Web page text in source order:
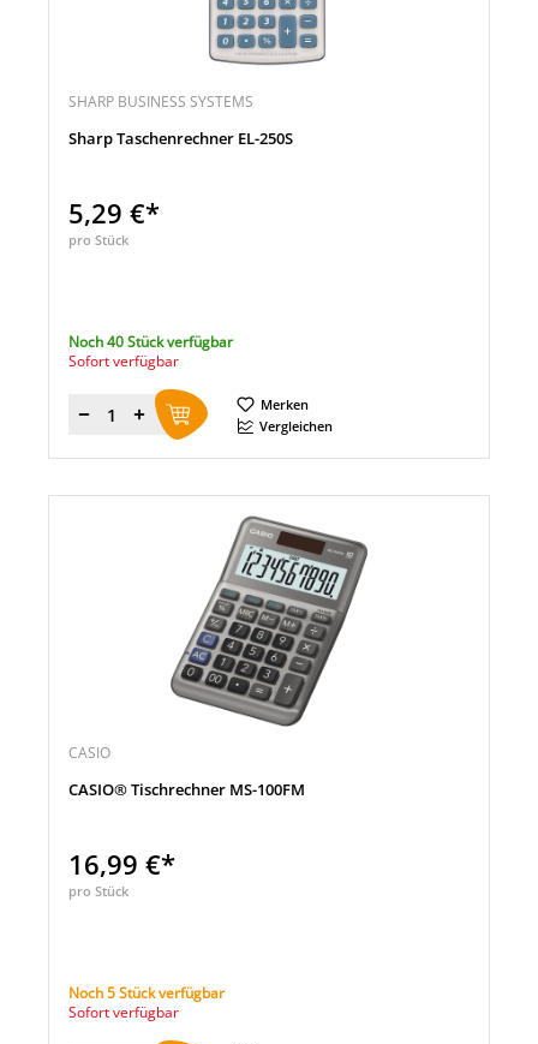
SHARP BUSINESS SYSTEMS
Sharp Taschenrechner EL-250S
5,29 €*
pro Stück
Noch 40 Stück verfügbar
Sofort verfügbar
Menge
Merken
Vergleichen
CASIO
CASIO® Tischrechner MS-100FM
16,99 €*
pro Stück
Noch 5 Stück verfügbar
Sofort verfügbar